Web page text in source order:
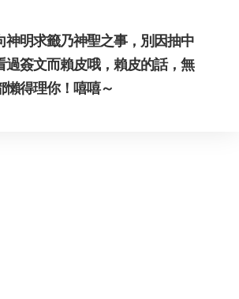
神明求籤乃神聖之事，別因抽中
過簽文而賴皮哦，賴皮的話，無
懶得理你！嘻嘻～